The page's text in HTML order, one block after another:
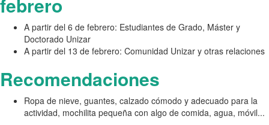
A partir del 6 de febrero: Estudiantes de Grado, Máster y
Doctorado Unizar
A partir del 13 de febrero: Comunidad Unizar y otras relaciones
Recomendaciones
Ropa de nieve, guantes, calzado cómodo y adecuado para la
actividad, mochilita pequeña con algo de comida, agua, móvil...